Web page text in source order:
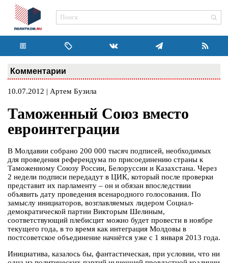
Комментарии
10.07.2012 | Артем Бузила
Таможенный Союз вместо
евроинтеграции
В Молдавии собрано 200 000 тысяч подписей, необходимых
для проведения референдума по присоединению страны к
Таможенному Союзу России, Белоруссии и Казахстана. Через
2 недели подписи передадут в ЦИК, который после проверки
представит их парламенту – он и обязан впоследствии
объявить дату проведения всенародного голосования. По
замыслу инициаторов, возглавляемых лидером Социал-
демократической партии Викторым Шелиным,
соответствующий плебисцит можно будет провести в ноябре
текущего года, в то время как интеграция Молдовы в
постсоветское объединение начнётся уже с 1 января 2013 года.
Инициатива, казалось бы, фантастическая, при условии, что ни